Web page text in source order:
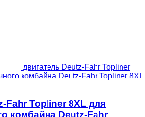
двигатель Deutz-Fahr Topliner
комбайна Deutz-Fahr Topliner 8XL
Fahr Topliner 8XL для
комбайна Deutz-Fahr